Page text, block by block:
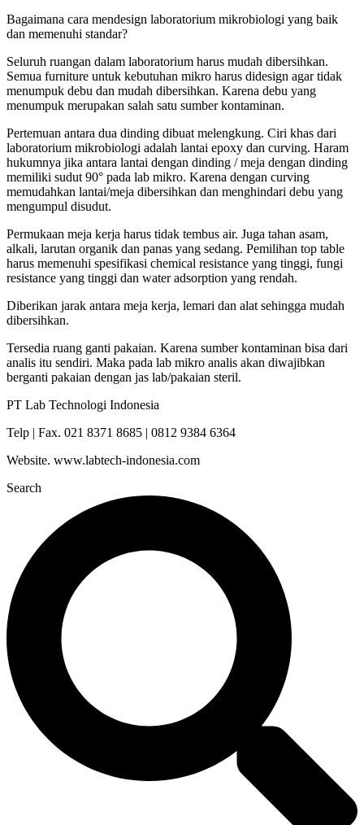
Bagaimana cara mendesign laboratorium mikrobiologi yang baik
dan memenuhi standar?
Seluruh ruangan dalam laboratorium harus mudah dibersihkan.
Semua furniture untuk kebutuhan mikro harus didesign agar tidak
menumpuk debu dan mudah dibersihkan. Karena debu yang
menumpuk merupakan salah satu sumber kontaminan.
Pertemuan antara dua dinding dibuat melengkung. Ciri khas dari
laboratorium mikrobiologi adalah lantai epoxy dan curving. Haram
hukumnya jika antara lantai dengan dinding / meja dengan dinding
memiliki sudut 90° pada lab mikro. Karena dengan curving
memudahkan lantai/meja dibersihkan dan menghindari debu yang
mengumpul disudut.
Permukaan meja kerja harus tidak tembus air. Juga tahan asam,
alkali, larutan organik dan panas yang sedang. Pemilihan top table
harus memenuhi spesifikasi chemical resistance yang tinggi, fungi
resistance yang tinggi dan water adsorption yang rendah.
Diberikan jarak antara meja kerja, lemari dan alat sehingga mudah
dibersihkan.
Tersedia ruang ganti pakaian. Karena sumber kontaminan bisa dari
analis itu sendiri. Maka pada lab mikro analis akan diwajibkan
berganti pakaian dengan jas lab/pakaian steril.
PT Lab Technologi Indonesia
Telp | Fax. 021 8371 8685 | 0812 9384 6364
Website. www.labtech-indonesia.com
Search